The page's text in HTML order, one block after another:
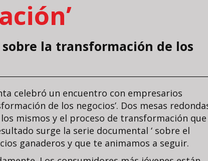
la transformación de los
celebró un encuentro con empresarios
de los negocios’. Dos mesas
mismos y el proceso de transformación que
surge la serie documental ‘ sobre el
ganaderos y que te animamos a seguir.